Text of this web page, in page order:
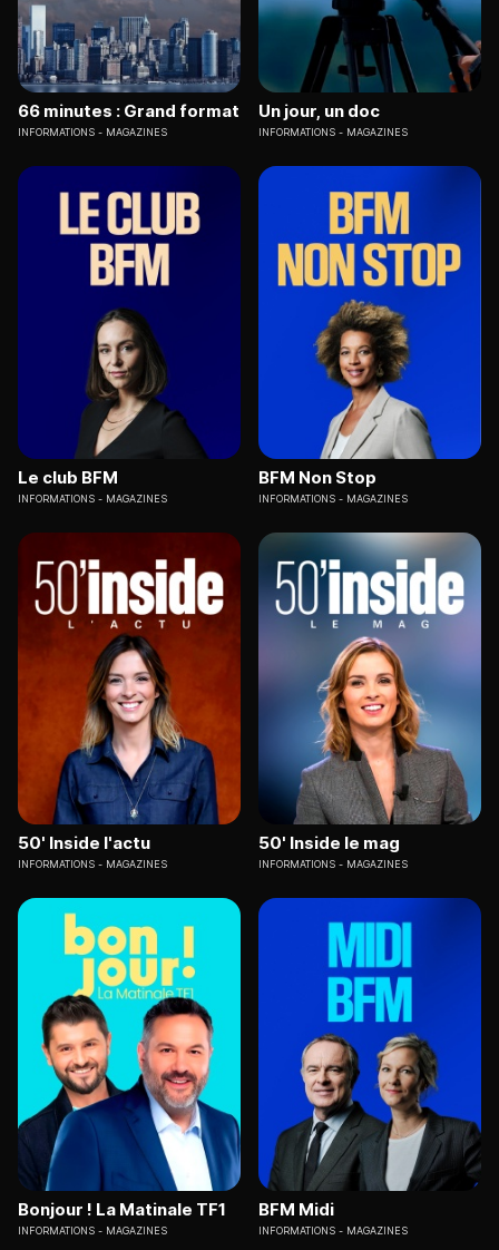
66 minutes : Grand format
INFORMATIONS MAGAZINES
Un jour, un doc
INFORMATIONS MAGAZINES
Le club BFM
INFORMATIONS MAGAZINES
BFM Non Stop
INFORMATIONS MAGAZINES
50' Inside l'actu
INFORMATIONS MAGAZINES
50' Inside le mag
INFORMATIONS MAGAZINES
Bonjour ! La Matinale TF1
INFORMATIONS MAGAZINES
BFM Midi
INFORMATIONS MAGAZINES